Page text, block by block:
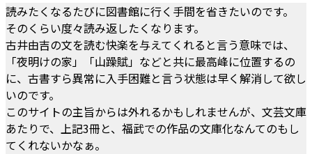
読みたくなるたびに図書館に行く手間を省きたいのです。
そのくらい度々読み返したくなります。
古井由吉の文を読む快楽を与えてくれると言う意味では、
「夜明けの家」「山躁賦」などと共に最高峰に位置するの
に、古書すら異常に入手困難と言う状態は早く解消して欲し
いのです。
このサイトの主旨からは外れるかもしれませんが、文芸文庫
あたりで、上記3冊と、福武での作品の文庫化なんてのもし
てくれないかなぁ。